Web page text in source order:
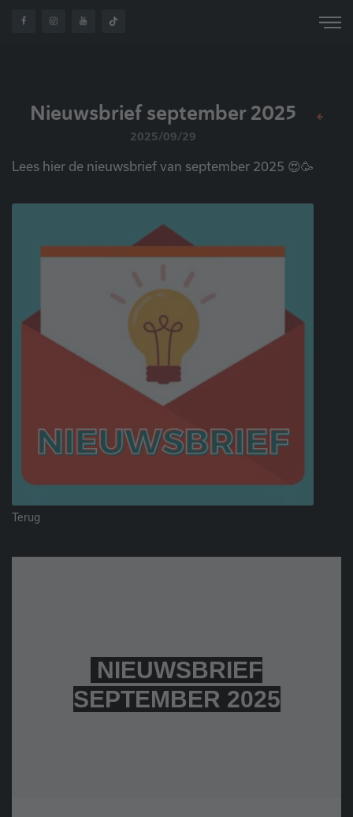
Nieuwsbrief september 2025
2025/09/29
Lees hier de nieuwsbrief van september 2025 😍🥳
Terug
NIEUWSBRIEF
SEPTEMBER 2025